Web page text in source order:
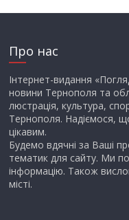
Про нас
Інтернет-видання
новини Тернополя та
люстрація, культура,
Тернополя. Надіємося,
цікавим.
Будемо вдячні за Ваші
тематик для сайту. Ми
інформацію. Також
місті.